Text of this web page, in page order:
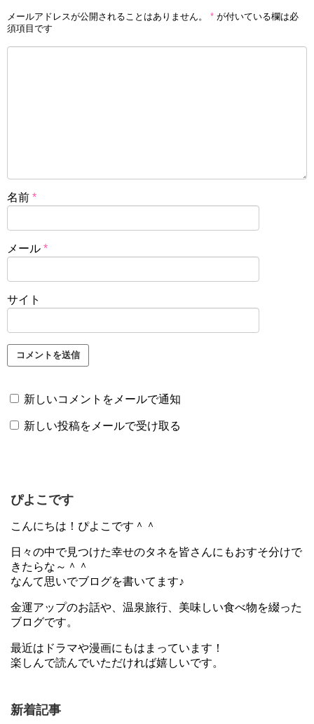
メールアドレスが公開されることはありません。 * が付いている欄は必
須項目です
名前 *
メール *
サイト
新しいコメントをメールで通知
新しい投稿をメールで受け取る
ぴよこです
こんにちは！ぴよこです＾＾
日々の中で見つけた幸せのタネを皆さんにもおすそ分けで
きたらな～＾＾
なんて思いでブログを書いてます♪
金運アップのお話や、温泉旅行、美味しい食べ物を綴った
ブログです。
最近はドラマや漫画にもはまっています！
楽しんで読んでいただければ嬉しいです。
新着記事